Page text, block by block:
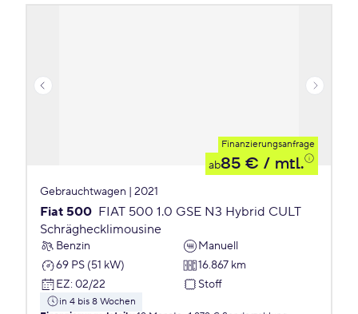
Finanzierungsanfrage
ab85 € / mtl.
Gebrauchtwagen | 2021
Fiat 500 FIAT 500 1.0 GSE N3 Hybrid CULT
Schräghecklimousine
Benzin
Manuell
69 PS (51 kW)
16.867 km
EZ: 02/22 Stoff
in 4 bis 8 Wochen